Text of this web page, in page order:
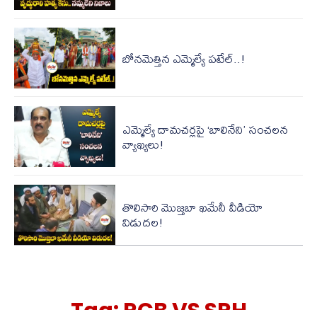
బోనమెత్తిన ఎమ్మెల్యే పటేల్..!
ఎమ్మెల్యే దామచర్లపై ‘బాలినేని’ సంచలన
వ్యాఖ్యలు!
తొలిసారి మొజ్త‌బా ఖ‌మేనీ వీడియో
విడుద‌ల‌!